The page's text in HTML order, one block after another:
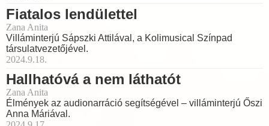
Fiatalos lendülettel
Zana Anita
Villáminterjú Sápszki Attilával, a Kolimusical Színpad
társulatvezetőjével.
2024.9.18.
Hallhatóvá a nem láthatót
Zana Anita
Élmények az audionarráció segítségével – villáminterjú Őszi
Anna Máriával.